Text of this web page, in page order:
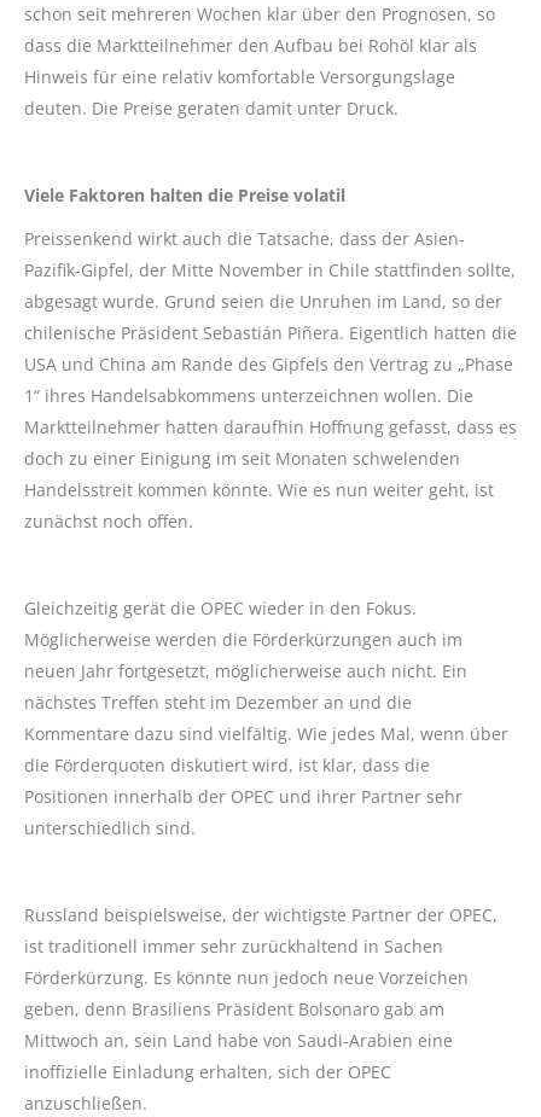
schon seit mehreren Wochen klar über den Prognosen, so
dass die Marktteilnehmer den Aufbau bei Rohöl klar als
Hinweis für eine relativ komfortable Versorgungslage
deuten. Die Preise geraten damit unter Druck.
Viele Faktoren halten die Preise volatil
Preissenkend wirkt auch die Tatsache, dass der Asien-
Pazifik-Gipfel, der Mitte November in Chile stattfinden sollte,
abgesagt wurde. Grund seien die Unruhen im Land, so der
chilenische Präsident Sebastián Piñera. Eigentlich hatten die
USA und China am Rande des Gipfels den Vertrag zu „Phase
1“ ihres Handelsabkommens unterzeichnen wollen. Die
Marktteilnehmer hatten daraufhin Hoffnung gefasst, dass es
doch zu einer Einigung im seit Monaten schwelenden
Handelsstreit kommen könnte. Wie es nun weiter geht, ist
zunächst noch offen.
Gleichzeitig gerät die OPEC wieder in den Fokus.
Möglicherweise werden die Förderkürzungen auch im
neuen Jahr fortgesetzt, möglicherweise auch nicht. Ein
nächstes Treffen steht im Dezember an und die
Kommentare dazu sind vielfältig. Wie jedes Mal, wenn über
die Förderquoten diskutiert wird, ist klar, dass die
Positionen innerhalb der OPEC und ihrer Partner sehr
unterschiedlich sind.
Russland beispielsweise, der wichtigste Partner der OPEC,
ist traditionell immer sehr zurückhaltend in Sachen
Förderkürzung. Es könnte nun jedoch neue Vorzeichen
geben, denn Brasiliens Präsident Bolsonaro gab am
Mittwoch an, sein Land habe von Saudi-Arabien eine
inoffizielle Einladung erhalten, sich der OPEC
anzuschließen.